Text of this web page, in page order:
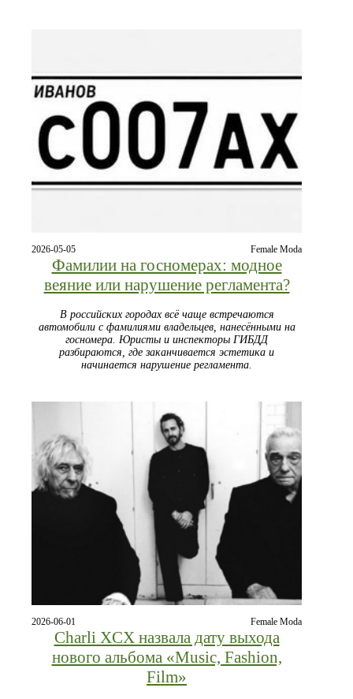
2026-05-05 Female Moda
Фамилии на госномерах: модное
веяние или нарушение регламента?
В российских городах всё чаще встречаются
автомобили с фамилиями владельцев, нанесёнными на
госномера. Юристы и инспекторы ГИБДД
разбираются, где заканчивается эстетика и
начинается нарушение регламента.
2026-06-01 Female Moda
Charli XCX назвала дату выхода
нового альбома «Music, Fashion,
Film»